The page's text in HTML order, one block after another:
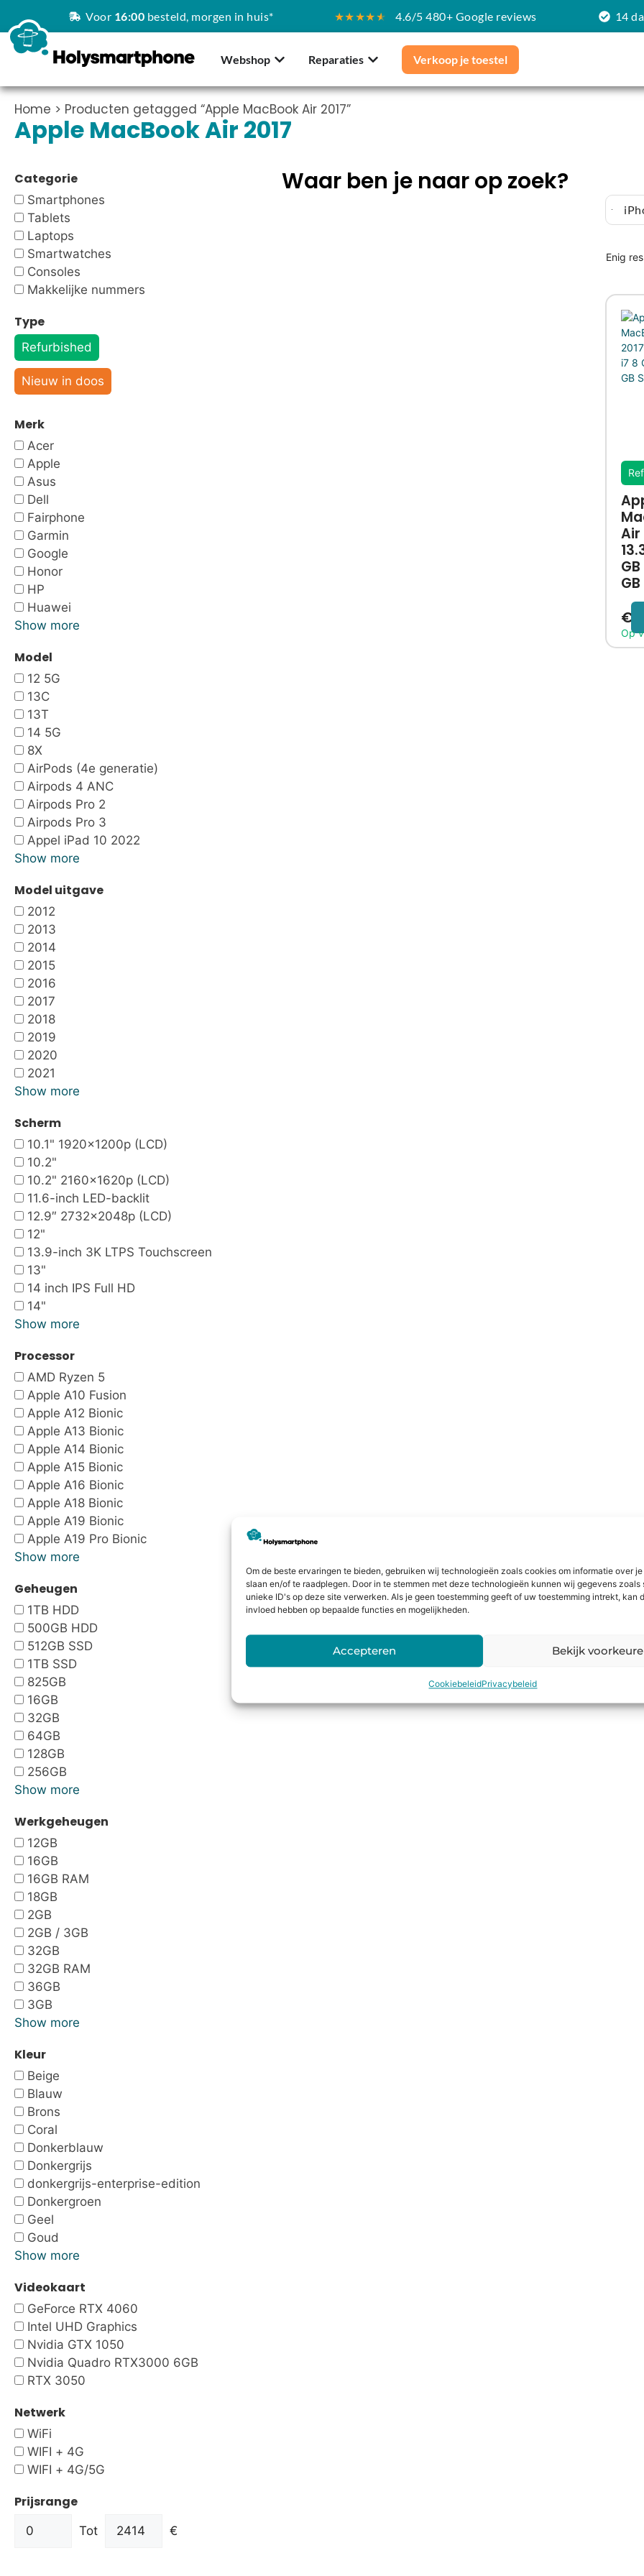
Om de beste ervaringen te bieden, gebruiken wij technologieën zoals cookies om informatie over
slaan en/of te raadplegen. Door in te stemmen met deze technologieën kunnen wij gegevens zoals
unieke ID's op deze site verwerken. Als je geen toestemming geeft of uw toestemming intrekt, kan
invloed hebben op bepaalde functies en mogelijkheden.
Accepteren Bekijk
CookiebeleidPrivacybeleid
Voor 16:00 besteld, morgen in huis* ★★★★★ 4.6/5 480+ Google reviews 14
Webshop Reparaties Verkoop je toestel
Home > Producten getagged “Apple MacBook Air 2017”
Apple MacBook Air 2017
Categorie
Smartphones
Tablets
Laptops
Smartwatches
Consoles
Makkelijke nummers
Type
Refurbished
Nieuw in doos
Merk
Acer
Apple
Asus
Dell
Fairphone
Garmin
Google
Honor
HP
Huawei
Show more
Model
12 5G
13C
13T
14 5G
8X
AirPods (4e generatie)
Airpods 4 ANC
Airpods Pro 2
Airpods Pro 3
Appel iPad 10 2022
Show more
Model uitgave
2012
2013
2014
2015
2016
2017
2018
2019
2020
2021
Show more
Scherm
10.1" 1920x1200p (LCD)
10.2"
10.2" 2160x1620p (LCD)
11.6-inch LED-backlit
12.9″ 2732×2048p (LCD)
12"
13.9-inch 3K LTPS Touchscreen
13"
14 inch IPS Full HD
14"
Show more
Processor
AMD Ryzen 5
Apple A10 Fusion
Apple A12 Bionic
Apple A13 Bionic
Apple A14 Bionic
Apple A15 Bionic
Apple A16 Bionic
Apple A18 Bionic
Apple A19 Bionic
Apple A19 Pro Bionic
Show more
Geheugen
1TB HDD
500GB HDD
512GB SSD
1TB SSD
825GB
16GB
32GB
64GB
128GB
256GB
Show more
Werkgeheugen
12GB
16GB
16GB RAM
18GB
2GB
2GB / 3GB
32GB
32GB RAM
36GB
3GB
Show more
Kleur
Beige
Blauw
Brons
Coral
Donkerblauw
Donkergrijs
donkergrijs-enterprise-edition
Donkergroen
Geel
Goud
Show more
Videokaart
GeForce RTX 4060
Intel UHD Graphics
Nvidia GTX 1050
Nvidia Quadro RTX3000 6GB
RTX 3050
Netwerk
WiFi
WIFI + 4G
WIFI + 4G/5G
Prijsrange
Tot €
Waar ben je naar op zoek?
Enig
Air
€